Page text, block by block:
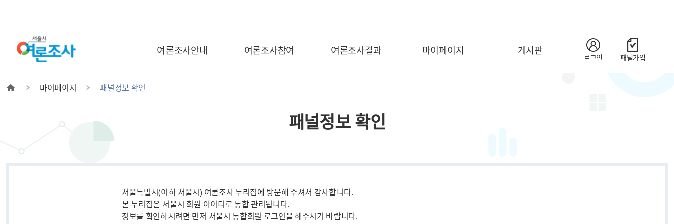
여론조사안내 여론조사참여 여론조사결과 마이페이지 게시판
로그인 패널가입
마이페이지 패널정보 확인
패널정보 확인
서울특별시(이하 서울시) 여론조사 누리집에 방문해 주셔서 감사합니다.
본 누리집은 서울시 회원 아이디로 통합 관리됩니다.
정보를 확인하시려면 먼저 서울시 통합회원 로그인을 해주시기 바랍니다.